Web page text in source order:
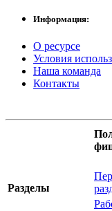
Информация:
О ресурсе
Условия
Наша команда
Контакты
Разделы